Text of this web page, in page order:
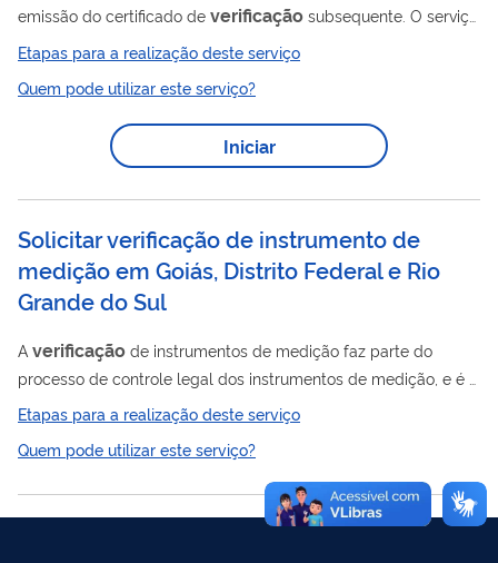
emissão do certificado de verificação subsequente. O serviço
deve ser realizado por todos os donos de cronotacógrafos
para atendimento da legislação de trânsito.
Etapas para a realização deste serviço
Quem pode utilizar este serviço?
Iniciar
Solicitar verificação de instrumento de
medição em Goiás, Distrito Federal e Rio
Grande do Sul
A verificação de instrumentos de medição faz parte do
processo de controle legal dos instrumentos de medição, e é o
procedimento de avaliação da conformidade que resulta na
certificado deverificação, caso o instrumento atenda aos
requisitos especificados nos regulamentos aplicáveis. A
verificaçãode um instrumento de medição que não foi
Etapas para a realização deste serviço
Quem pode utilizar este serviço?